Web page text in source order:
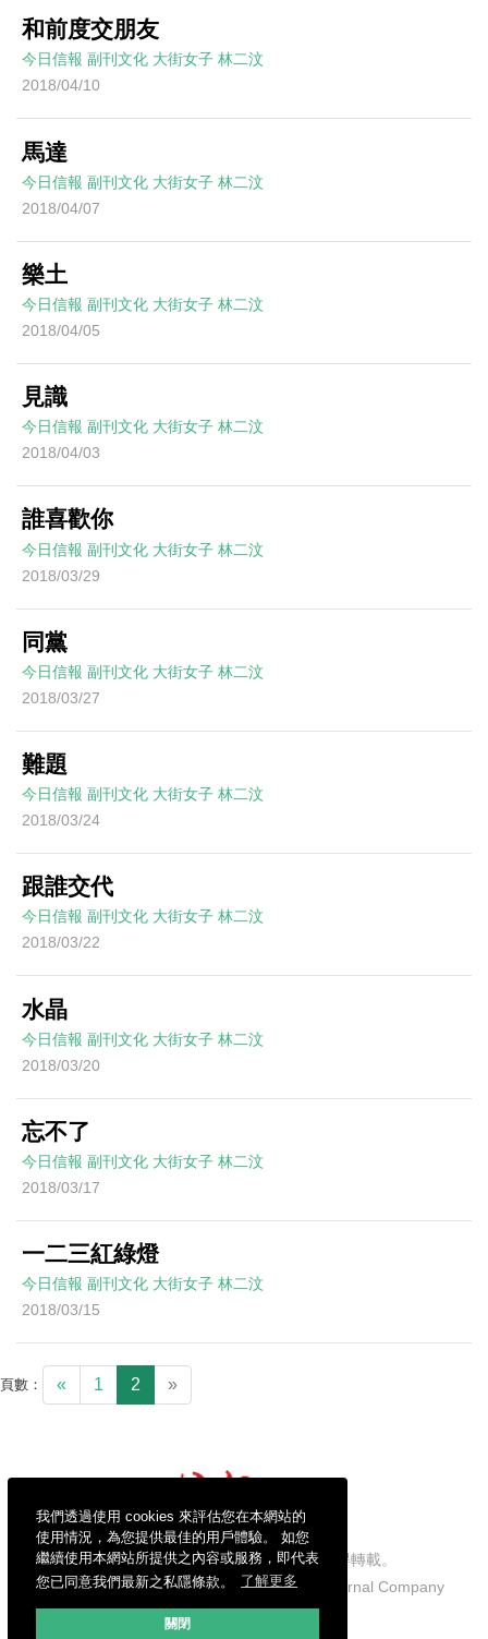
我們透過使用 cookies 來評估您在本網站的
使用情況，為您提供最佳的用戶體驗。 如您
繼續使用本網站所提供之內容或服務，即代表
您已同意我們最新之私隱條款。
了解更多
關閉
和前度交朋友
今日信報 副刊文化 大街女子 林二汶
2018/04/10
馬達
今日信報 副刊文化 大街女子 林二汶
2018/04/07
樂土
今日信報 副刊文化 大街女子 林二汶
2018/04/05
見識
今日信報 副刊文化 大街女子 林二汶
2018/04/03
誰喜歡你
今日信報 副刊文化 大街女子 林二汶
2018/03/29
同黨
今日信報 副刊文化 大街女子 林二汶
2018/03/27
難題
今日信報 副刊文化 大街女子 林二汶
2018/03/24
跟誰交代
今日信報 副刊文化 大街女子 林二汶
2018/03/22
水晶
今日信報 副刊文化 大街女子 林二汶
2018/03/20
忘不了
今日信報 副刊文化 大街女子 林二汶
2018/03/17
一二三紅綠燈
今日信報 副刊文化 大街女子 林二汶
2018/03/15
頁數： « 1 2 »
信報財經新聞有限公司版權所有，不得轉載。
Copyright © 2026 Hong Kong Economic Journal Company
Limited. All rights reserved.